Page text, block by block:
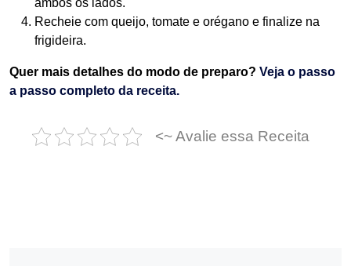
Recheie com queijo, tomate e orégano e finalize na
frigideira.
Quer mais detalhes do modo de preparo? Veja o passo
a passo completo da receita.
<~ Avalie essa Receita